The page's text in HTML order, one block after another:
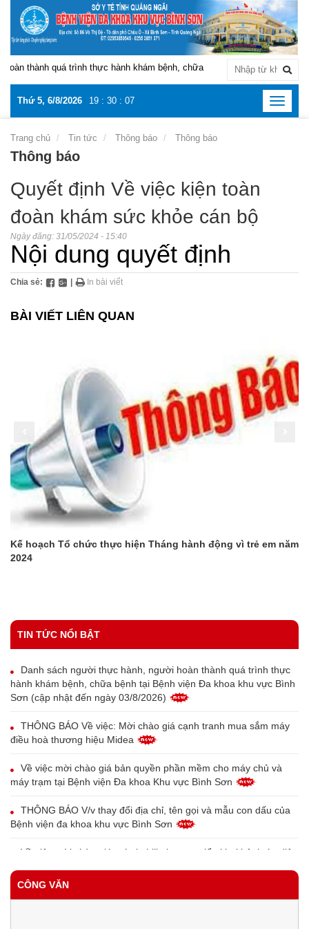
thành quá trình thực hành khám bệnh, chữa bệnh tại Bệnh viện Đa
Thứ 5, 6/8/2026 19 : 30 : 07
Toggle
Trang chủ Tin tức Thông báo Thông báo
Thông báo
Quyết định Về việc kiện toàn
đoàn khám sức khỏe cán bộ
Ngày đăng: 31/05/2024 - 15:40
Nội dung quyết định
Chia sẻ: | In bài viết
BÀI VIẾT LIÊN QUAN
Kế hoạch Tổ chức thực hiện Tháng hành động vì trẻ em năm
2024
TIN TỨC NỔI BẬT
Danh sách người thực hành, người hoàn thành quá trình thực
hành khám bệnh, chữa bệnh tại Bệnh viện Đa khoa khu vực Bình
Sơn (cập nhật đến ngày 03/8/2026)
THÔNG BÁO Về việc: Mời chào giá cạnh tranh mua sắm máy
điều hoà thương hiệu Midea
Về việc mời chào giá bản quyền phần mềm cho máy chủ và
máy trạm tại Bệnh viện Đa khoa Khu vực Bình Sơn
THÔNG BÁO V/v thay đổi địa chỉ, tên gọi và mẫu con dấu của
Bệnh viện đa khoa khu vực Bình Sơn
Về việc mời chào giá máy in bill phục vụ triển khai bệnh án điện
CÔNG VĂN